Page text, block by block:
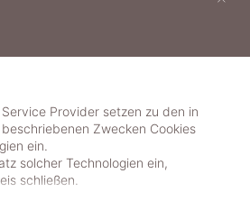
Provider setzen zu den in
beschriebenen Zwecken Cookies
ein.
solcher Technologien ein,
schließen.